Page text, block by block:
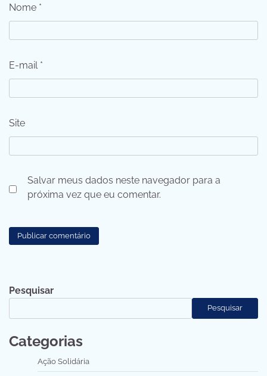
Nome *
E-mail *
Site
Salvar meus dados neste navegador para a
próxima vez que eu comentar.
Pesquisar
Pesquisar
Categorias
Ação Solidária